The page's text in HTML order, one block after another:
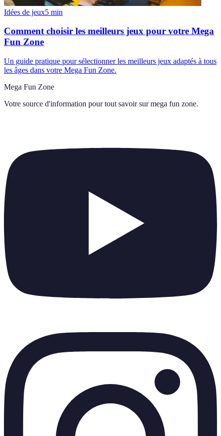
Idées de jeux5 min
Comment choisir les meilleurs jeux pour votre Mega
Fun Zone
Un guide pratique pour sélectionner les meilleurs jeux adaptés à tous
les âges dans votre Mega Fun Zone.
Mega Fun Zone
Votre source d'information pour tout savoir sur mega fun zone.